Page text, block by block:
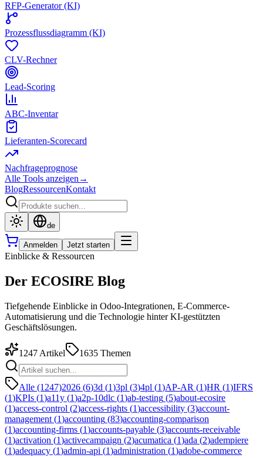
RFP-Generator (KI)
Prozessflussdiagramm (KI)
CLV-Rechner
Lead-Scoring
ABC-Inventar
Lieferanten-Scorecard
Nachfrageprognose
Alle Tools anzeigen →
BlogRessourcenKontakt
de
Anmelden Jetzt starten
Einblicke & Ressourcen
Der ECOSIRE Blog
Tiefgehende Einblicke in Odoo-Integrationen, E-Commerce-
Automatisierung und die Technologie hinter KI-gestützten
Geschäftslösungen.
1247 Artikel 1635 Themen
Alle (1247)2026 (6)3d (1)3pl (3)4pl (1)AP-AR (1)HR (1)IFRS
(1)KPIs (1)a11y (1)a2p-10dlc (1)ab-testing (5)about-ecosire
(1)access-control (2)access-rights (1)accessibility (3)account-
management (1)accounting (83)accounting-comparison
(1)accounting-firms (1)accounts-payable (3)accounts-receivable
(1)activation (1)activecampaign (2)acumatica (1)ada (2)adempiere
(1)adequacy (1)admin-api (1)administration (1)adobe-commerce